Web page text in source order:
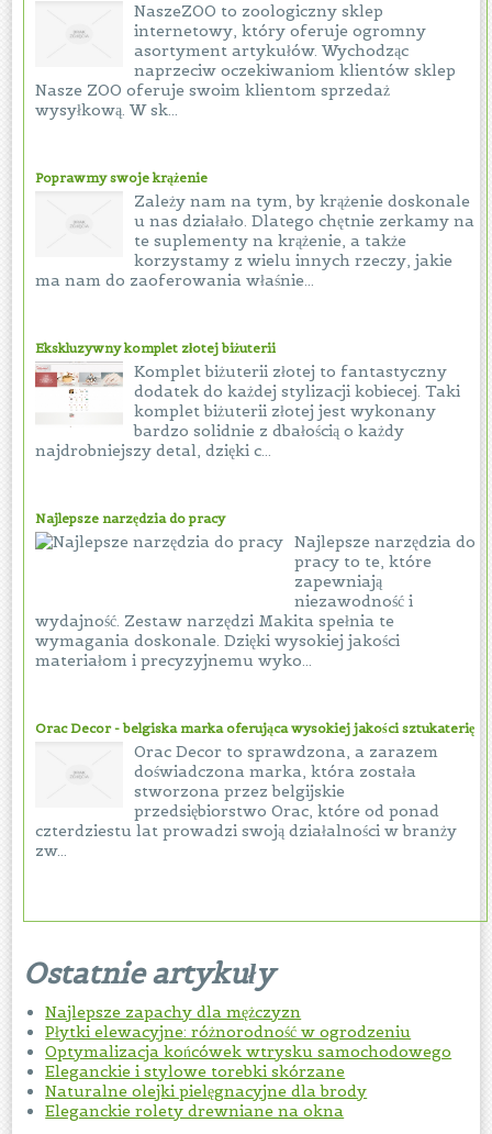
NaszeZOO to zoologiczny sklep
internetowy, który oferuje ogromny
asortyment artykułów. Wychodząc
naprzeciw oczekiwaniom klientów sklep
Nasze ZOO oferuje swoim klientom sprzedaż
wysyłkową. W sk...
Poprawmy swoje krążenie
Zależy nam na tym, by krążenie doskonale
u nas działało. Dlatego chętnie zerkamy na
te suplementy na krążenie, a także
korzystamy z wielu innych rzeczy, jakie
ma nam do zaoferowania właśnie...
Ekskluzywny komplet złotej biżuterii
Komplet biżuterii złotej to fantastyczny
dodatek do każdej stylizacji kobiecej. Taki
komplet biżuterii złotej jest wykonany
bardzo solidnie z dbałością o każdy
najdrobniejszy detal, dzięki c...
Najlepsze narzędzia do pracy
Najlepsze narzędzia do
pracy to te, które
zapewniają
niezawodność i
wydajność. Zestaw narzędzi Makita spełnia te
wymagania doskonale. Dzięki wysokiej jakości
materiałom i precyzyjnemu wyko...
Orac Decor - belgiska marka oferująca wysokiej jakości sztukaterię
Orac Decor to sprawdzona, a zarazem
doświadczona marka, która została
stworzona przez belgijskie
przedsiębiorstwo Orac, które od ponad
czterdziestu lat prowadzi swoją działalności w branży
zw...
Ostatnie artykuły
Najlepsze zapachy dla mężczyzn
Płytki elewacyjne: różnorodność w ogrodzeniu
Optymalizacja końcówek wtrysku samochodowego
Eleganckie i stylowe torebki skórzane
Naturalne olejki pielęgnacyjne dla brody
Eleganckie rolety drewniane na okna